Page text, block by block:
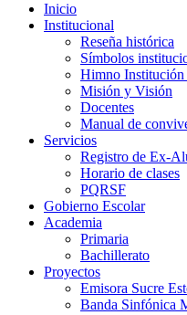
Inicio
Institucional
Reseña histórica
Símbolos
Himno
Misión y Visión
Docentes
Manual de
Servicios
Registro de Ex-
Horario de clases
PQRSF
Gobierno Escolar
Academia
Primaria
Bachillerato
Proyectos
Emisora Sucre
Banda Sinfónica